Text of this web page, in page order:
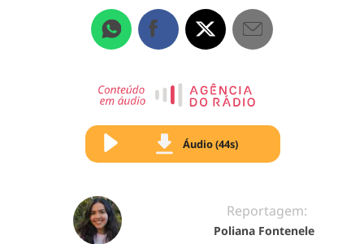
Áudio (44s)
Reportagem:
Poliana Fontenele